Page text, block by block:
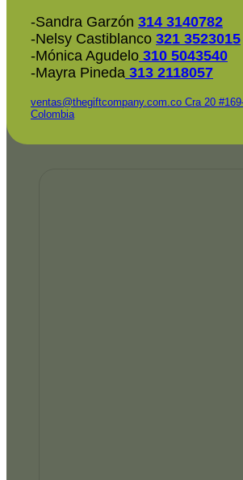
-Sandra Garzón 314 3140782
-Nelsy Castiblanco 321 3523015
-Mónica Agudelo 310 5043540
-Mayra Pineda 313 2118057
ventas@thegiftcompany.com.co Cra 20
Colombia